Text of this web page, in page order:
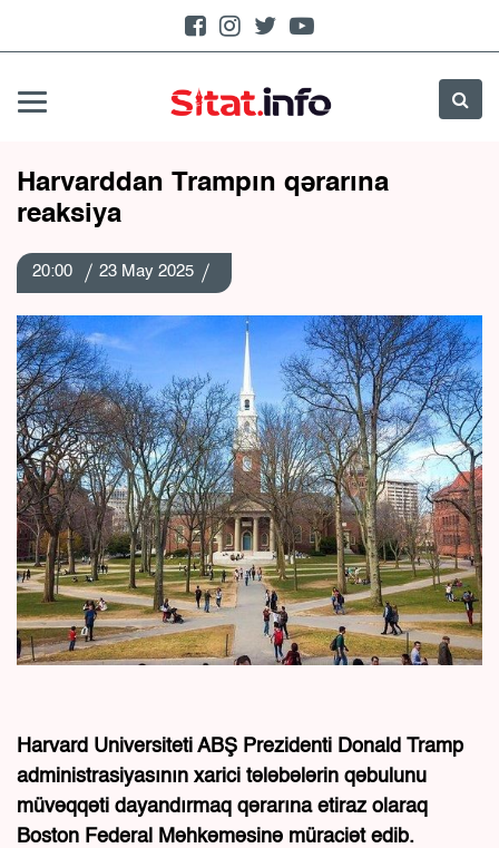
Harvarddan Trampın qərarına
reaksiya
20:00 23 May 2025
Harvard Universiteti ABŞ Prezidenti Donald Tramp
administrasiyasının xarici tələbələrin qəbulunu
müvəqqəti dayandırmaq qərarına etiraz olaraq
Boston Federal Məhkəməsinə müraciət edib.